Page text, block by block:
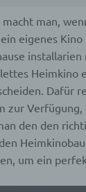
man,
eigenes
Heimkino
Dafür
den den
um ein